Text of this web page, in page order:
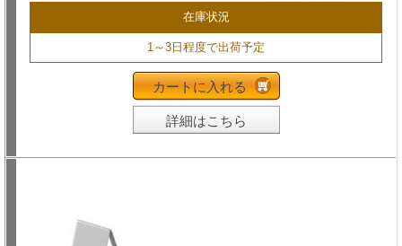
在庫状況
1～3日程度で出荷予定
カートに入れる
詳細はこちら